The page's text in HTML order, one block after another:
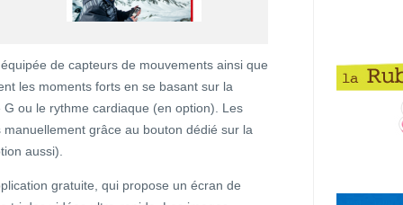
de capteurs de mouvements ainsi que
les moments forts en se basant sur la
G ou le rythme cardiaque (en option). Les
grâce au bouton dédié sur la
aussi).
gratuite, qui propose un écran de